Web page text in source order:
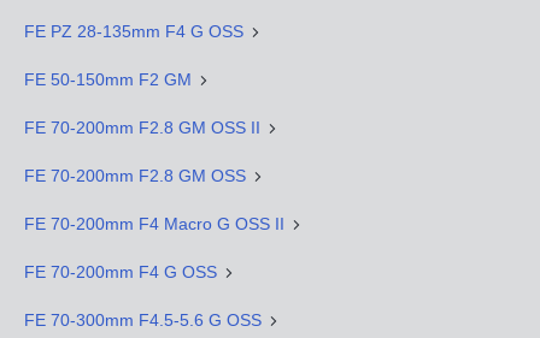
FE PZ 28-135mm F4 G OSS
FE 50-150mm F2 GM
FE 70-200mm F2.8 GM OSS II
FE 70-200mm F2.8 GM OSS
FE 70-200mm F4 Macro G OSS II
FE 70-200mm F4 G OSS
FE 70-300mm F4.5-5.6 G OSS